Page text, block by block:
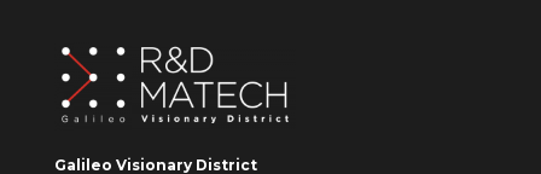
Galileo Visionary District